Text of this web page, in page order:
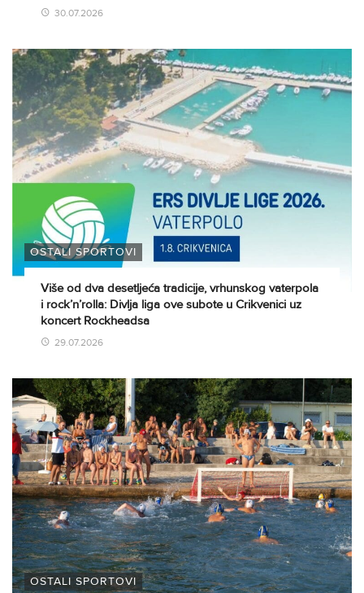
30.07.2026
OSTALI SPORTOVI
Više od dva desetljeća tradicije, vrhunskog vaterpola
i rock’n’rolla: Divlja liga ove subote u Crikvenici uz
koncert Rockheadsa
29.07.2026
OSTALI SPORTOVI